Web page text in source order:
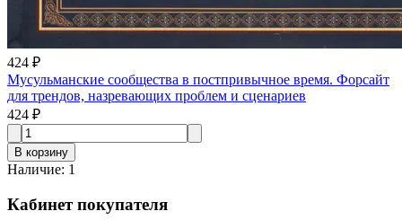
424 ₽
Мусульманские сообщества в постпривычное время. Форсайт
для трендов, назревающих проблем и сценариев
424 ₽
В корзину
Наличие: 1
Кабинет покупателя